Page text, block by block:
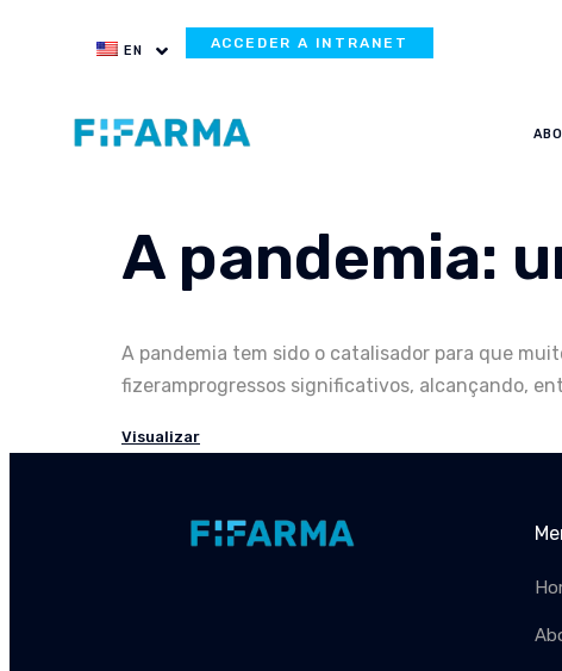
EN ACCEDER A INTRANET
A pandemia:
A pandemia tem sido o catalisador para que
fizeramprogressos significativos, alcançando,
Visualizar